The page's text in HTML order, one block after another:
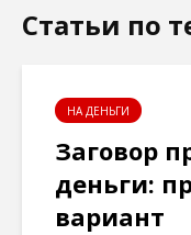
Статьи по
НА ДЕНЬГИ
Заговор
деньги:
вариант